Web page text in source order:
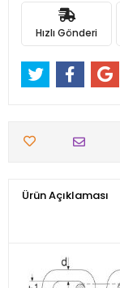
Hızlı Gönderi
Ürün Açıklaması